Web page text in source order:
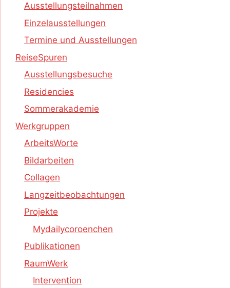
Ausstellungsteilnahmen
Einzelausstellungen
Termine und Ausstellungen
ReiseSpuren
Ausstellungsbesuche
Residencies
Sommerakademie
Werkgruppen
ArbeitsWorte
Bildarbeiten
Collagen
Langzeitbeobachtungen
Projekte
Mydailycoroenchen
Publikationen
RaumWerk
Intervention